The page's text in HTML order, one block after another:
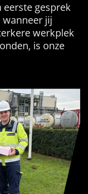
gesprek
wanneer jij
werkplek
is onze